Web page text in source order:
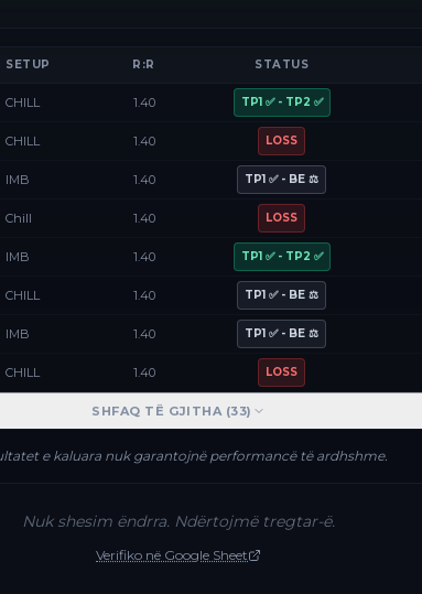
SETUP R:R STATUS
CHILL 1.40 TP1 ✅ - TP2 ✅
CHILL 1.40 LOSS
IMB 1.40 TP1 ✅ - BE ⚖️
Chill 1.40 LOSS
IMB 1.40 TP1 ✅ - TP2 ✅
CHILL 1.40 TP1 ✅ - BE ⚖️
IMB 1.40 TP1 ✅ - BE ⚖️
CHILL 1.40 LOSS
SHFAQ TË GJITHA (33)
e kaluara nuk garantojnë performancë të ardhshme.
Nuk shesim ëndrra. Ndërtojmë tregtar-ë.
Verifiko në Google Sheet